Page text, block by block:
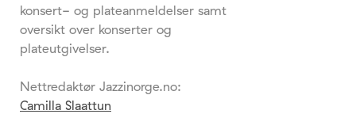
konsert- og plateanmeldelser samt
oversikt over konserter og
plateutgivelser.
Nettredaktør Jazzinorge.no:
Camilla Slaattun